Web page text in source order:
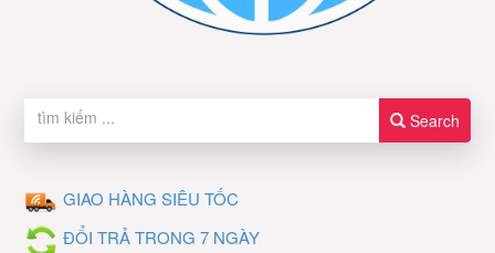
Search
GIAO HÀNG SIÊU TỐC
ĐỔI TRẢ TRONG 7 NGÀY